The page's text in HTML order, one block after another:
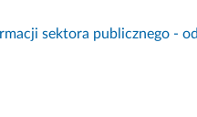
sektora publicznego -